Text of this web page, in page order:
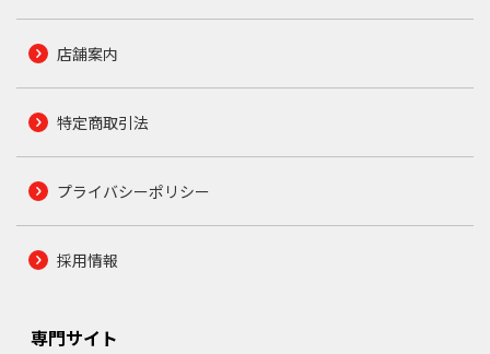
店舗案内
特定商取引法
プライバシーポリシー
採用情報
専門サイト